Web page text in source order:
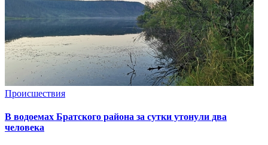
Происшествия
В водоемах Братского района за сутки утонули два
человека